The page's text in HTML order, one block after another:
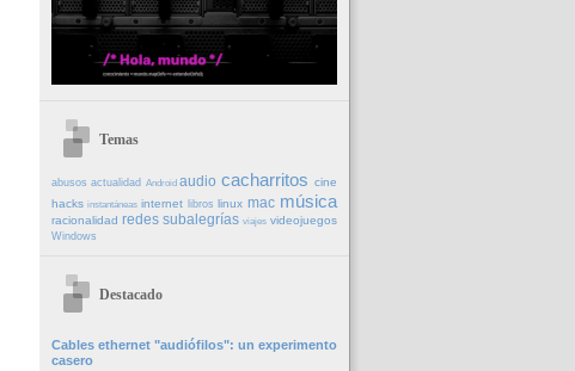
Temas
abusosactualidad Androidaudio cacharritos cine
hacksinstantáneas internet libros linux mac música
racionalidad redes subalegríasviajes videojuegos
Windows
Destacado
Cables ethernet "audiófilos": un experimento
casero